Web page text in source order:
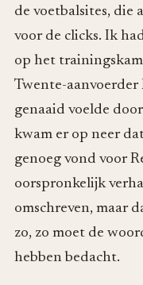
de voetbalsites, die
voor de clicks. Ik
op het
Twente-aanvoerder
genaaid voelde
kwam er op neer
genoeg vond voor
oorspronkelijk
omschreven, maar
zo, zo moet de
hebben bedacht.